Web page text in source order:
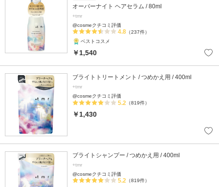
オーバーナイト ヘアセラム / 80ml
+tmr
@cosmeクチコミ評価
4.8 （237件）
ベストコスメ
￥1,540
ブライトトリートメント / つめかえ用 / 400ml
+tmr
@cosmeクチコミ評価
5.2 （819件）
￥1,430
ブライトシャンプー / つめかえ用 / 400ml
+tmr
@cosmeクチコミ評価
5.2 （819件）